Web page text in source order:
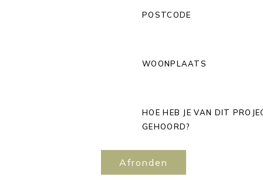
POSTCODE
WOONPLAATS
HOE HEB JE VAN DIT
GEHOORD?
Afronden